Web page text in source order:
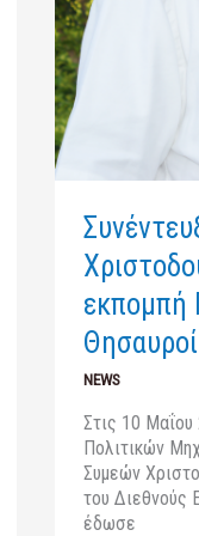
εκπομπή
NEWS
Στις 10 Μαΐου
Πολιτικών
Συμεών
του Διεθνούς
έδωσε